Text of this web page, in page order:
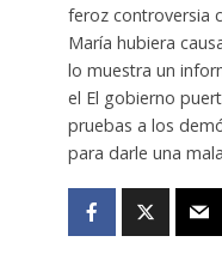
feroz controversia
María hubiera
lo muestra un
el El gobierno
pruebas a los
para darle una